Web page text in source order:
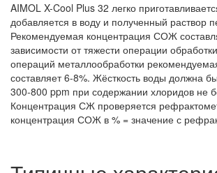
AIMOL X-Cool Plus 32 легко
добавляется в воду и полученный раствор
Рекомендуемая концентрация СОЖ
зависимости от тяжести операции
операций металлообработки
составляет 6-8%. Жёсткость воды должна
300-800 ppm при содержании хлоридов не
Концентрация СЖ проверяется
концентрация СОЖ в % = значение с